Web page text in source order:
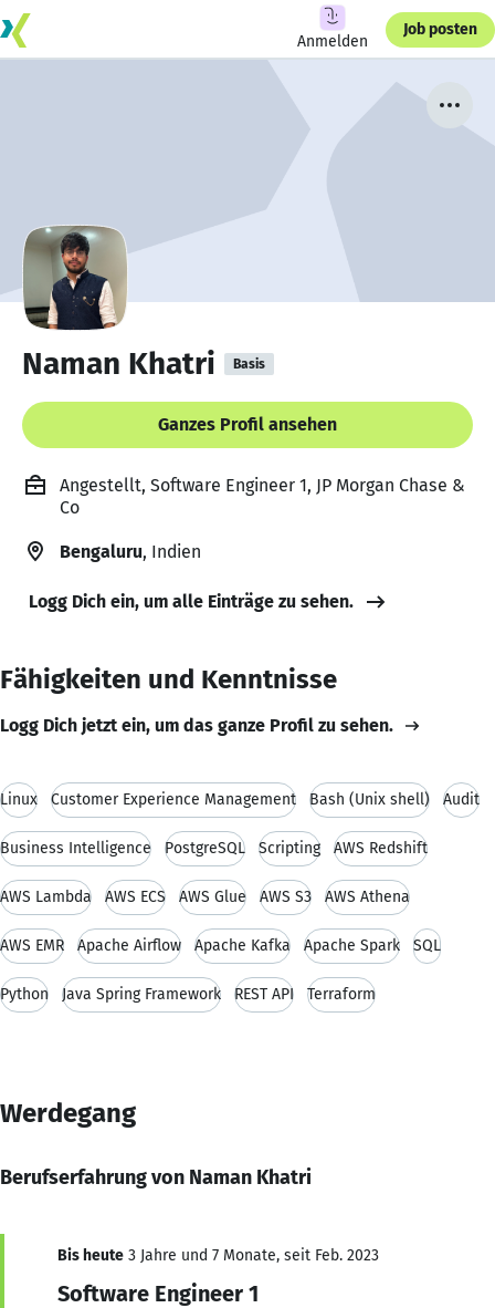
Anmelden
Job posten
Naman Khatri Basis
Ganzes Profil ansehen
Angestellt, Software Engineer 1, JP Morgan Chase &
Co
Bengaluru, Indien
Logg Dich ein, um alle Einträge zu sehen.
Fähigkeiten und Kenntnisse
Logg Dich jetzt ein, um das ganze Profil zu sehen.
Linux Customer Experience Management Bash (Unix shell) Audit
Business Intelligence PostgreSQL Scripting AWS Redshift
AWS Lambda AWS ECS AWS Glue AWS S3 AWS Athena
AWS EMR Apache Airflow Apache Kafka Apache Spark SQL
Python Java Spring Framework REST API Terraform
Werdegang
Berufserfahrung von Naman Khatri
Bis heute 3 Jahre und 7 Monate, seit Feb. 2023
Software Engineer 1